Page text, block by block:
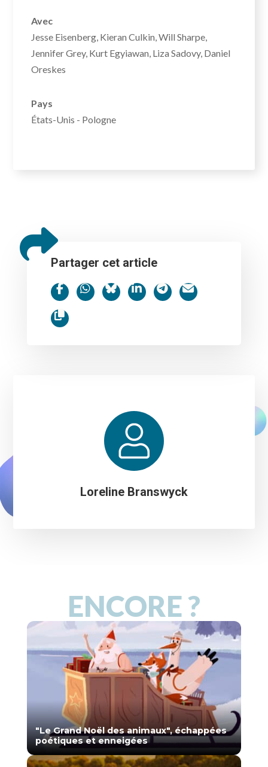
Avec
Jesse Eisenberg, Kieran Culkin, Will Sharpe,
Jennifer Grey, Kurt Egyiawan, Liza Sadovy, Daniel
Oreskes
Pays
États-Unis - Pologne
Partager cet article
Loreline Branswyck
ENCORE ?
"Le Grand Noël des animaux", échappées
poétiques et enneigées